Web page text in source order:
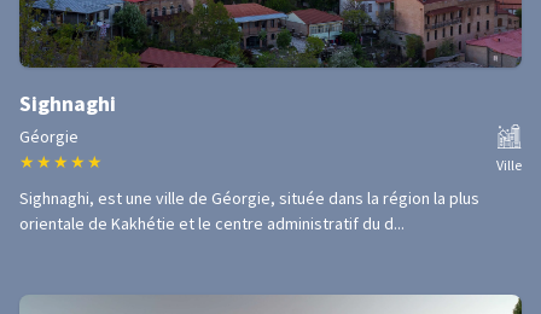
Sighnaghi
Géorgie
★ ★ ★ ★ ★ Ville
Sighnaghi, est une ville de Géorgie, située dans la région la plus
orientale de Kakhétie et le centre administratif du d...